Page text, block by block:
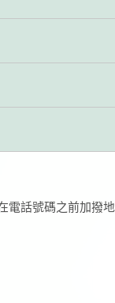
電話號碼之前加撥